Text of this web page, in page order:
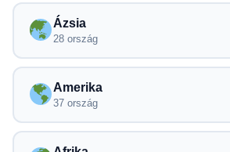
Ázsia
28 ország
Amerika
37 ország